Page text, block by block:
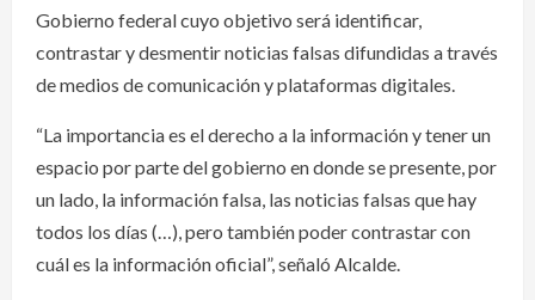
Gobierno federal cuyo objetivo será identificar,
contrastar y desmentir noticias falsas difundidas a través
de medios de comunicación y plataformas digitales.
“La importancia es el derecho a la información y tener un
espacio por parte del gobierno en donde se presente, por
un lado, la información falsa, las noticias falsas que hay
todos los días (…), pero también poder contrastar con
cuál es la información oficial”, señaló Alcalde.